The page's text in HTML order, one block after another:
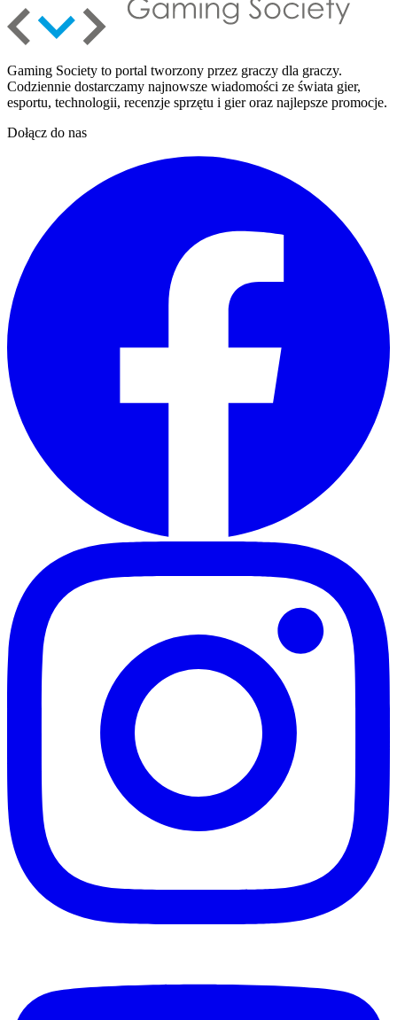
Gaming Society to portal tworzony przez graczy dla graczy.
Codziennie dostarczamy najnowsze wiadomości ze świata gier,
esportu, technologii, recenzje sprzętu i gier oraz najlepsze promocje.
Dołącz do nas